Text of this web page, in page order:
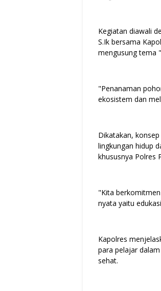
Kegiatan diawali
S.Ik bersama
mengusung tema
"Penanaman
ekosistem dan
Dikatakan,
lingkungan hidup
khususnya Polres
"Kita
nyata yaitu
Kapolres
para pelajar
sehat.